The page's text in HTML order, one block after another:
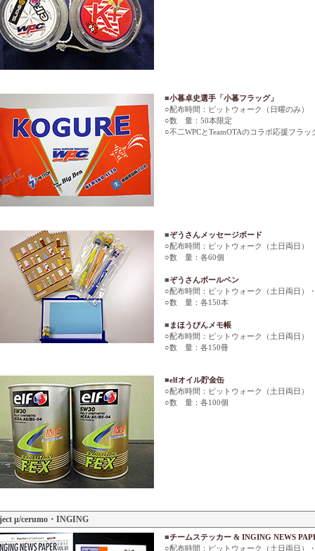
■小暮卓史選手「小暮フラッグ」
○配布時間：ピットウォーク（日曜のみ）
○数 量：50本限定
○不二WPCとTeamOTAのコラボ応援フラッ
■ぞうさんメッセージボード
○配布時間：ピットウォーク（土日両日）
○数 量：各60個
■ぞうさんボールペン
○配布時間：ピットウォーク（土日両日）
○数 量：各150本
■ まほうびんメモ帳
○配布時間：ピットウォーク（土日両日）
○数 量：各150冊
■elfオイル貯金缶
○配布時間：ピットウォーク（土日両日）
○数 量：各100個
μ/cerumo・INGING
■チームステッカー & INGING NEWS
○配布時間：ピットウォーク（土日両日）